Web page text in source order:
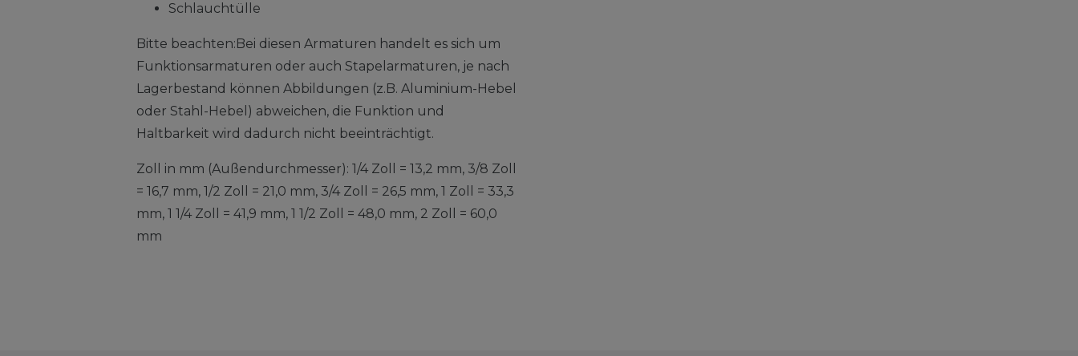
Schlauchtülle
Bitte beachten:Bei diesen Armaturen handelt es sich um
Funktionsarmaturen oder auch Stapelarmaturen, je nach
Lagerbestand können Abbildungen (z.B. Aluminium-Hebel
oder Stahl-Hebel) abweichen, die Funktion und
Haltbarkeit wird dadurch nicht beeinträchtigt.
Zoll in mm (Außendurchmesser): 1/4 Zoll = 13,2 mm, 3/8 Zoll
= 16,7 mm, 1/2 Zoll = 21,0 mm, 3/4 Zoll = 26,5 mm, 1 Zoll = 33,3
mm, 1 1/4 Zoll = 41,9 mm, 1 1/2 Zoll = 48,0 mm, 2 Zoll = 60,0
mm